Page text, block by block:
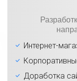
Интернет-
Доработка